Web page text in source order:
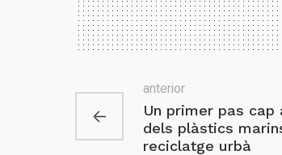
Un primer pas cap
dels plàstics
reciclatge urbà
anterior